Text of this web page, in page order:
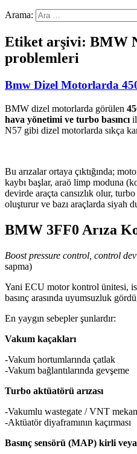
Arama:
Etiket arşivi: BMW
problemleri
Bmw Dizel Motorlarda
BMW dizel motorlarda görülen
hava yönetimi ve turbo basıncı
N57 gibi dizel motorlarda sıkça
Bu arızalar ortaya çıktığında;
kaybı başlar, araö limp moduna
devirde araçta cansızlık olur,
oluşturur ve bazı araçlarda siyah
BMW 3FF0 Arıza
Boost pressure control, control
sapma)
Yani ECU motor kontrol ünitesi,
basınç arasında uyumsuzluk
En yaygın sebepler şunlardır:
Vakum kaçakları
-Vakum hortumlarında çatlak
-Vakum bağlantılarında gevşeme
Turbo aktüatörü arızası
-Vakumlu wastegate / VNT
-Aktüatör diyaframının kaçırması
Basınç sensörü (MAP) kirli veya